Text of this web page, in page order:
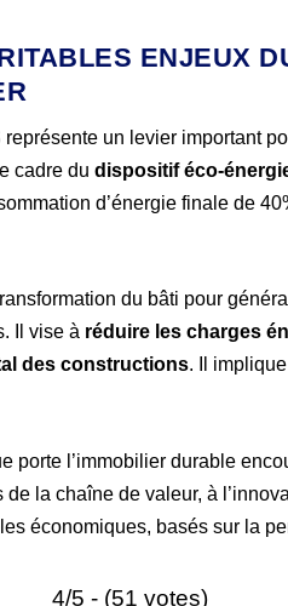
ENJEUX
représente un levier important
cadre dudispositif éco-
d’énergie finale de
du bâti pour
Il vise à réduire les charges
des constructions. Il
porte l’immobilier durable
de la chaîne de valeur, à
économiques, basés sur la
4/5 - (51 votes)